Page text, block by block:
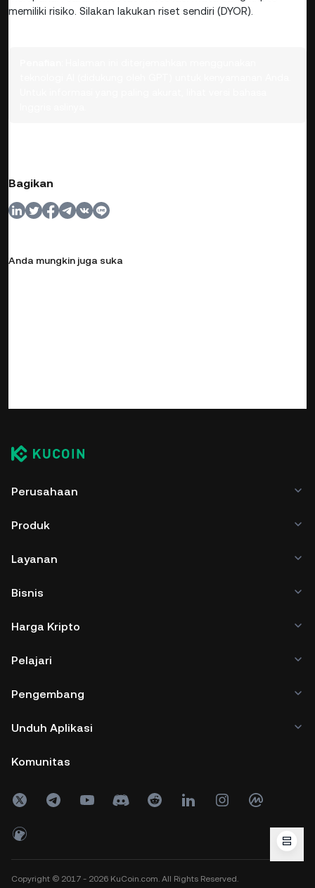
memiliki risiko. Silakan lakukan riset sendiri (DYOR).
Bagikan
Anda mungkin juga suka
Perusahaan
Produk
Layanan
Bisnis
Harga Kripto
Pelajari
Pengembang
Unduh Aplikasi
Komunitas
Copyright © 2017 - 2026 KuCoin.com. All Rights Reserved.